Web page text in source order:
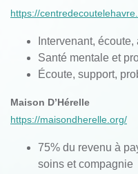
https://
Intervenant, écoute,
Santé mentale et
Écoute, support,
Maison D’Hérelle
https://maisondherelle.org/
75% du revenu à
soins et compagnie